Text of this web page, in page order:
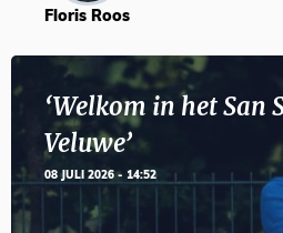
Floris Roos
‘Welkom in het San
Veluwe’
08 JULI 2026 - 14:52